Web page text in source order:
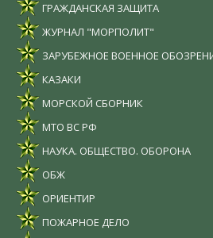
ГРАЖДАНСКАЯ ЗАЩИТА
ЖУРНАЛ "МОРПОЛИТ"
ЗАРУБЕЖНОЕ ВОЕННОЕ
КАЗАКИ
МОРСКОЙ СБОРНИК
МТО ВС РФ
НАУКА. ОБЩЕСТВО. ОБОРОНА
ОБЖ
ОРИЕНТИР
ПОЖАРНОЕ ДЕЛО